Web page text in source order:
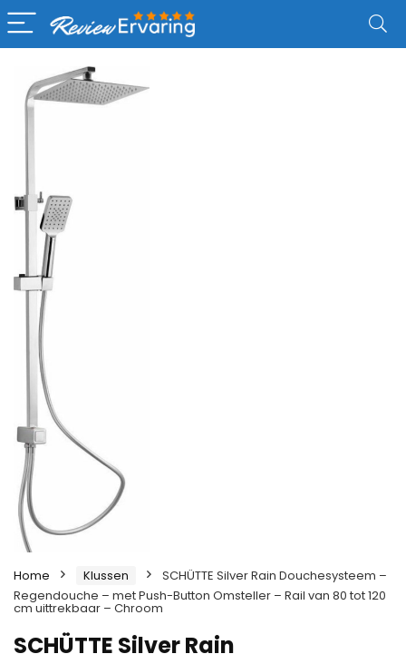
Home Klussen
SCHÜTTE Silver Rain Douchesysteem –
Regendouche – met Push-Button Omsteller – Rail van 80 tot 120
cm uittrekbaar – Chroom
SCHÜTTE Silver Rain